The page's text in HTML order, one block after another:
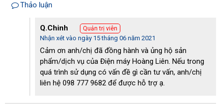
Model IPC PW-C04 có độ bền cao
Độ bền cao
Thảo luận
Q.Chinh Quản trị viên
Nhận xét vào ngày 15 tháng 06 năm 2021
Cảm ơn anh/chị đã đồng hành và ủng hộ sản
phẩm/dịch vụ của Điện máy Hoàng Liên. Nếu trong
quá trình sử dụng có vấn đề gì cần tư vấn, anh/chị
liên hệ 098 777 9682 để được hỗ trợ ạ.